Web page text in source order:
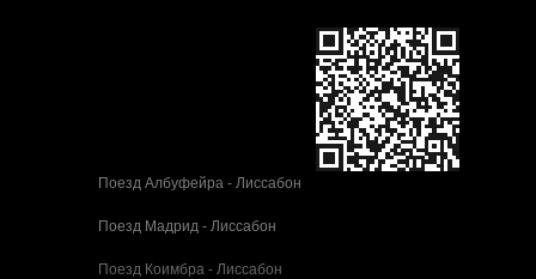
Поезд Албуфейра - Лиссабон
Поезд Мадрид - Лиссабон
Поезд Коимбра - Лиссабон